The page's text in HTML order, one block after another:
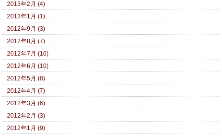
2013年2月 (4)
2013年1月 (1)
2012年9月 (3)
2012年8月 (7)
2012年7月 (10)
2012年6月 (10)
2012年5月 (8)
2012年4月 (7)
2012年3月 (6)
2012年2月 (3)
2012年1月 (9)